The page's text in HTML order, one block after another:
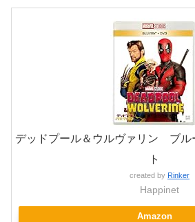
デッドプール＆ウルヴァリン ブル
ト
created by Rinker
Happinet
Amazon